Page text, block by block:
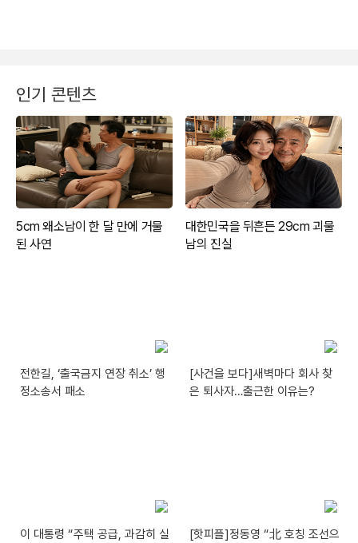
인기 콘텐츠
전한길, ‘출국금지 연장 취소’ 행
정소송서 패소
[사건을 보다]새벽마다 회사 찾
은 퇴사자…출근한 이유는?
이 대통령 “주택 공급, 과감히 실
[핫피플]정동영 “北 호칭 조선으